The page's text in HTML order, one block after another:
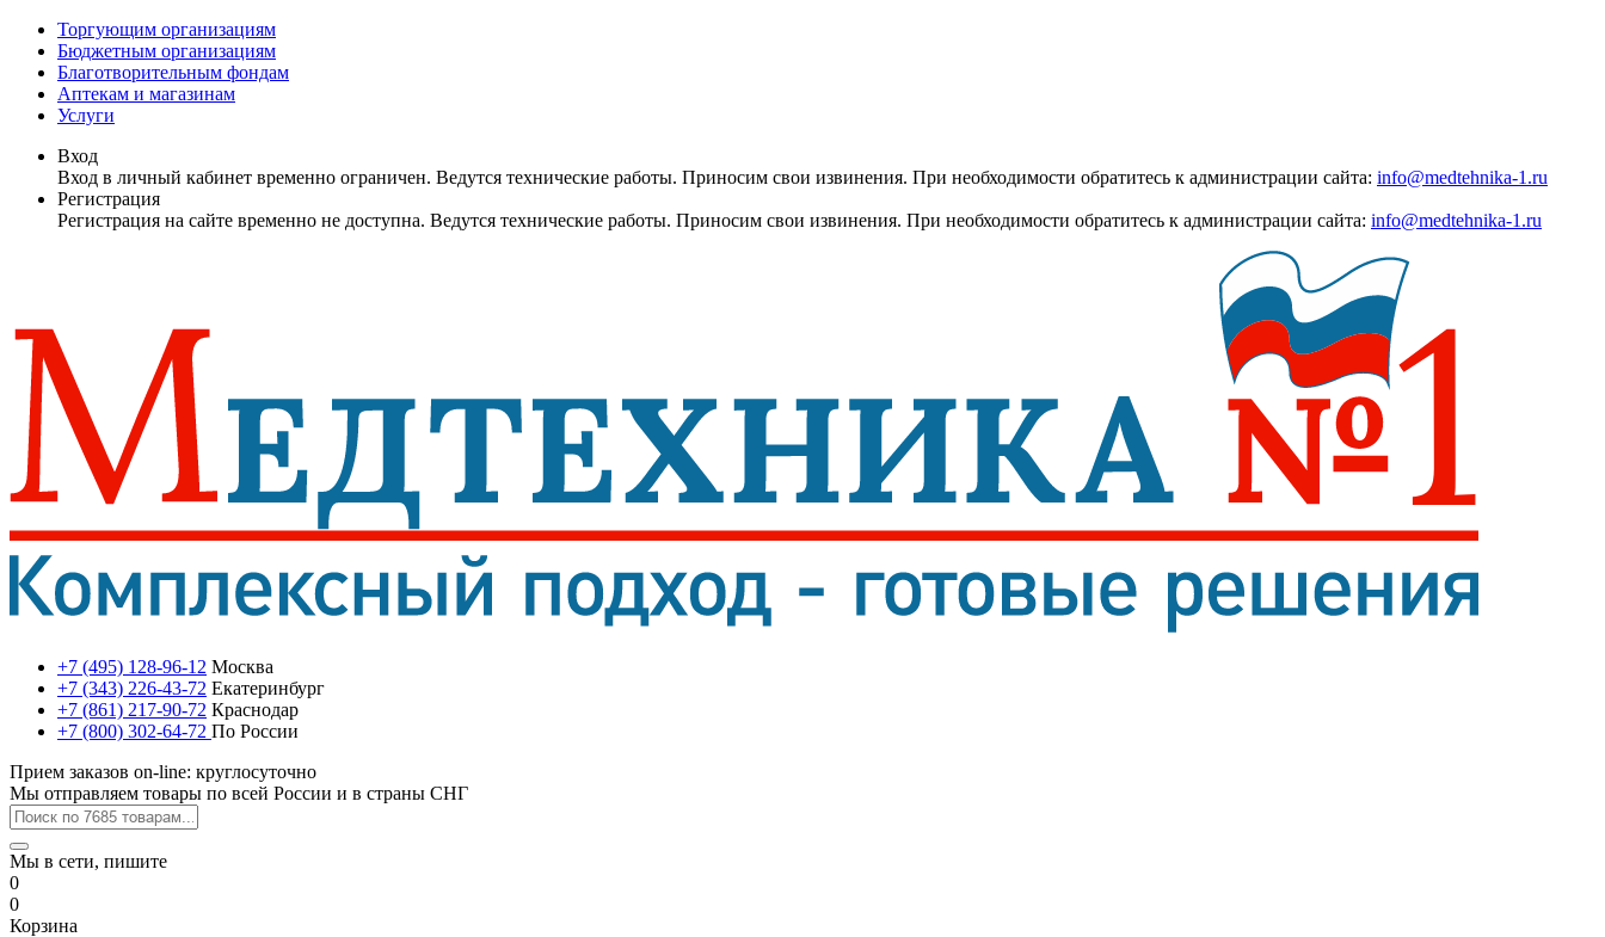
Торгующим организациям
Бюджетным организациям
Благотворительным фондам
Аптекам и магазинам
Услуги
Вход
Вход в личный кабинет временно ограничен. Ведутся технические работы. Приносим свои извинения. При необходимости обратитесь к администрации сайта: info@medtehnika-1.ru
Регистрация
Регистрация на сайте временно не доступна. Ведутся технические работы. Приносим свои извинения. При необходимости обратитесь к администрации сайта: info@medtehnika-1.ru
+7 (495) 128-96-12 Москва
+7 (343) 226-43-72 Екатеринбург
+7 (861) 217-90-72 Краснодар
+7 (800) 302-64-72 По России
Прием заказов on-line: круглосуточно
Мы отправляем товары по всей России и в страны СНГ
Мы в сети, пишите
0
0
Корзина